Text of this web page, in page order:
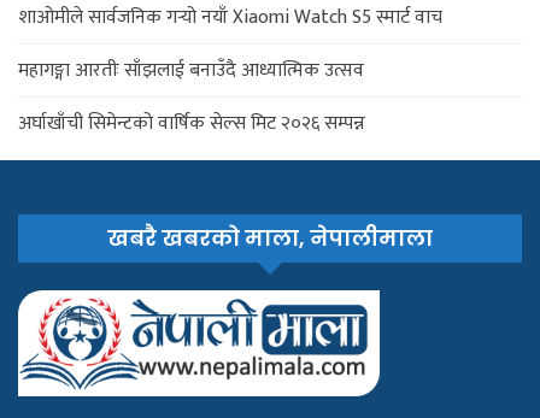
शाओमीले सार्वजनिक गर्‍यो नयाँ Xiaomi Watch S5 स्मार्ट वाच
महागङ्गा आरतीः साँझलाई बनाउँदै आध्यात्मिक उत्सव
अर्घाखाँची सिमेन्टको वार्षिक सेल्स मिट २०२६ सम्पन्न
खबरै खबरको माला, नेपालीमाला